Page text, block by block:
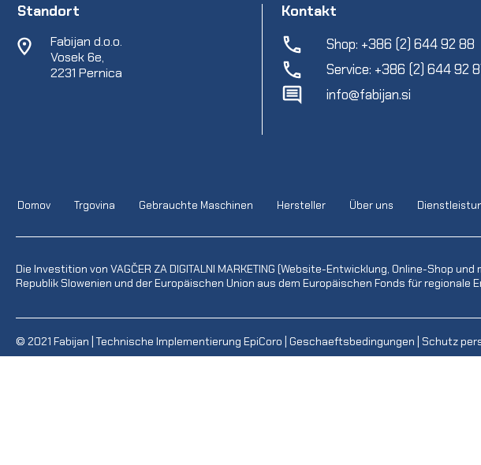
Standort
Fabijan d.o.o.
Vosek 6e,
2231 Pernica
Kontakt
Shop: +386 (2) 644 92 88
Service: +386 (2) 644 92
info@fabijan.si
Domov Trgovina Gebrauchte Maschinen Hersteller Über uns
Die Investition von VAGČER ZA DIGITALNI MARKETING (Website-Entwicklung, Online-Shop
Republik Slowenien und der Europäischen Union aus dem Europäischen Fonds für regionale
© 2021 Fabijan | Technische Implementierung EpiCoro Geschaeftsbedingungen Schutz